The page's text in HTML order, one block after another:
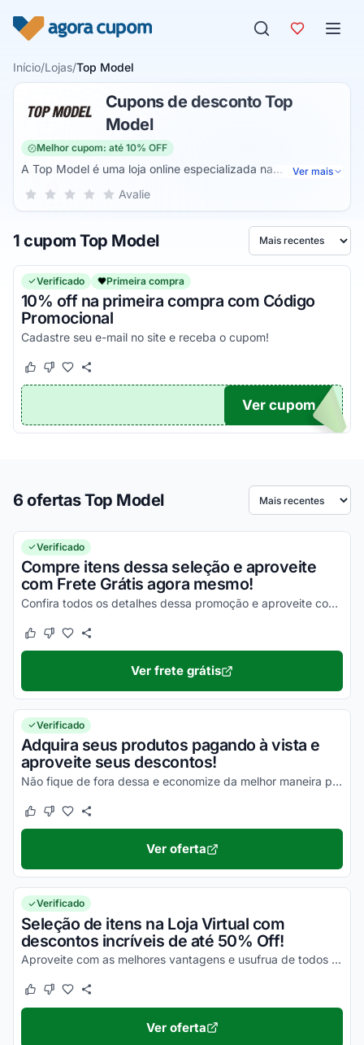
Início/Lojas/Top Model
Cupons de desconto Top
Model
Melhor cupom: até 10% OFF
A Top Model é uma loja online especializada na
comercialização de moda fit e praia. Dessa forma, você
também pode montar o seu biquíni como quiser.
Ver mais
Sua nota para Top Model, de 1 a 5 estrelas
5 estrelas
4 estrelas
3 estrelas
2 estrelas
1 estrela Avalie
1 cupom Top Model Ordenar por
Verificado Primeira compra
10% off na primeira compra com Código
Promocional
Cadastre seu e-mail no site e receba o cupom!
Este cupom funcionou
Este cupom não funcionou
OFF
Ver cupom
6 ofertas Top Model Ordenar por
Verificado
Compre itens dessa seleção e aproveite
com Frete Grátis agora mesmo!
Confira todos os detalhes dessa promoção e aproveite com vantagens simplesmente incríveis!
Este cupom funcionou
Este cupom não funcionou
Ver frete grátis
Verificado
Adquira seus produtos pagando à vista e
aproveite seus descontos!
Não fique de fora dessa e economize da melhor maneira possível!
Este cupom funcionou
Este cupom não funcionou
Ver oferta
Verificado
Seleção de itens na Loja Virtual com
descontos incríveis de até 50% Off!
Aproveite com as melhores vantagens e usufrua de todos os seus descontos!
Este cupom funcionou
Este cupom não funcionou
Ver oferta